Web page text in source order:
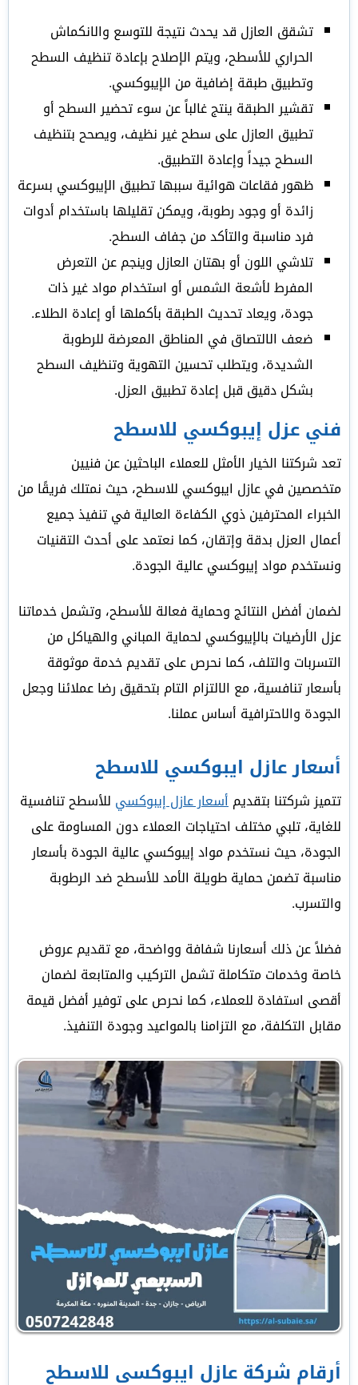
تشقق العازل قد يحدث نتيجة للتوسع والانكماش
الحراري للأسطح، ويتم الإصلاح بإعادة تنظيف السطح
وتطبيق طبقة إضافية من الإيبوكسي.
تقشير الطبقة ينتج غالباً عن سوء تحضير السطح أو
تطبيق العازل على سطح غير نظيف، ويصحح بتنظيف
السطح جيداً وإعادة التطبيق.
ظهور فقاعات هوائية سببها تطبيق الإيبوكسي بسرعة
زائدة أو وجود رطوبة، ويمكن تقليلها باستخدام أدوات
فرد مناسبة والتأكد من جفاف السطح.
تلاشي اللون أو بهتان العازل وينجم عن التعرض
المفرط لأشعة الشمس أو استخدام مواد غير ذات
جودة، ويعاد تحديث الطبقة بأكملها أو إعادة الطلاء.
ضعف الالتصاق في المناطق المعرضة للرطوبة
الشديدة، ويتطلب تحسين التهوية وتنظيف السطح
بشكل دقيق قبل إعادة تطبيق العزل.
فني عزل إيبوكسي للاسطح
تعد شركتنا الخيار الأمثل للعملاء الباحثين عن فنيين
متخصصين في عازل ايبوكسي للاسطح، حيث نمتلك فريقًا من
الخبراء المحترفين ذوي الكفاءة العالية في تنفيذ جميع
أعمال العزل بدقة وإتقان، كما نعتمد على أحدث التقنيات
ونستخدم مواد إيبوكسي عالية الجودة.
لضمان أفضل النتائج وحماية فعالة للأسطح، وتشمل خدماتنا
عزل الأرضيات بالإيبوكسي لحماية المباني والهياكل من
التسربات والتلف، كما نحرص على تقديم خدمة موثوقة
بأسعار تنافسية، مع الالتزام التام بتحقيق رضا عملائنا وجعل
الجودة والاحترافية أساس عملنا.
أسعار عازل ايبوكسي للاسطح
تتميز شركتنا بتقديمأسعار عازل إيبوكسي للأسطح تنافسية
للغاية، تلبي مختلف احتياجات العملاء دون المساومة على
الجودة، حيث نستخدم مواد إيبوكسي عالية الجودة بأسعار
مناسبة تضمن حماية طويلة الأمد للأسطح ضد الرطوبة
والتسرب.
فضلاً عن ذلك أسعارنا شفافة وواضحة، مع تقديم عروض
خاصة وخدمات متكاملة تشمل التركيب والمتابعة لضمان
أقصى استفادة للعملاء، كما نحرص على توفير أفضل قيمة
مقابل التكلفة، مع التزامنا بالمواعيد وجودة التنفيذ.
أرقام شركة عازل ايبوكسي للاسطح